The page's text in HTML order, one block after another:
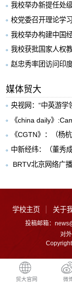
我校举办新提任处
校党委召开理论学
我校举办构建中国
我校获批国家人权
赵忠秀率团访问印
媒体贸大
央视网：“中英游学
《china daily》
《CGTN》：（杨
中新经纬：（董秀
BRTV北京网络广
学校主页 关于
投稿邮箱：
对
贸大官网 微